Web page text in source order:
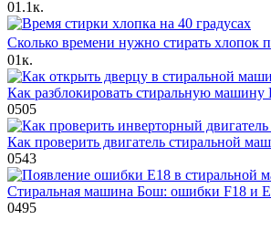
01.1к.
Сколько времени нужно стирать хлопок
01к.
Как разблокировать стиральную машину
0505
Как проверить двигатель стиральной
0543
Стиральная машина Бош: ошибки F18 и
0495